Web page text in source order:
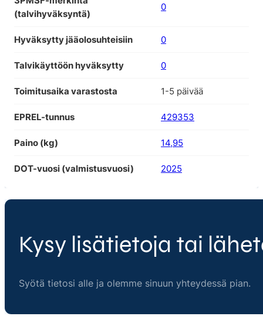
(talvihyväksyntä)
0
Hyväksytty jääolosuhteisiin 0
Talvikäyttöön hyväksytty 0
Toimitusaika varastosta 1-5 päivää
EPREL-tunnus 429353
Paino (kg) 14,95
DOT-vuosi (valmistusvuosi) 2025
Kysy lisätietoja tai
Syötä tietosi alle ja olemme sinuun yhteydessä pian.